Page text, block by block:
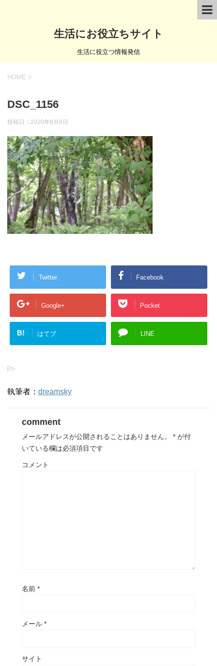
生活にお役立ちサイト
生活に役立つ情報発信
HOME >
DSC_1156
投稿日： 2020年6月8日
Twitter Facebook
Google+ Pocket
B! はてブ LINE
-
執筆者： dreamsky
comment
メールアドレスが公開されることはありません。 * が付
いている欄は必須項目です
コメント
名前 *
メール *
サイト